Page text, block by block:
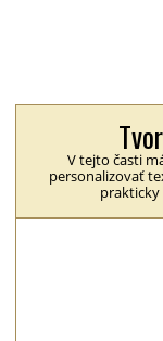
V tejto časti
personalizovať
prakticky